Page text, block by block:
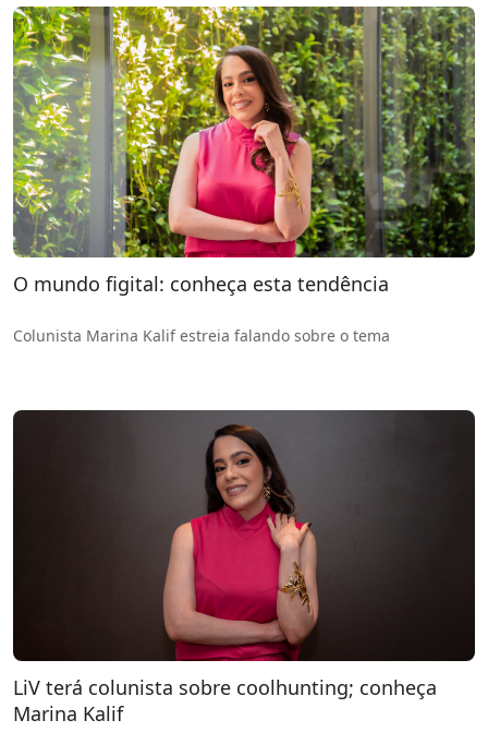
O mundo figital: conheça esta tendência
Colunista Marina Kalif estreia falando sobre o tema
LiV terá colunista sobre coolhunting; conheça
Marina Kalif